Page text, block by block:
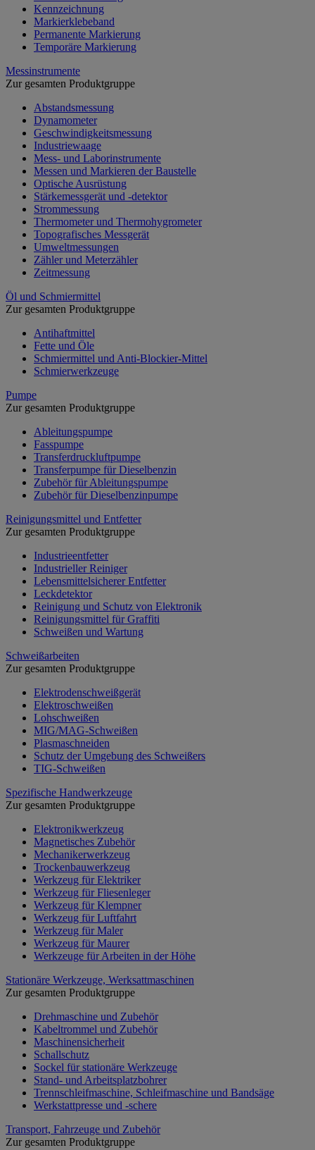
Kennzeichnung
Markierklebeband
Permanente Markierung
Temporäre Markierung
Messinstrumente
Zur gesamten Produktgruppe
Abstandsmessung
Dynamometer
Geschwindigkeitsmessung
Industriewaage
Mess- und Laborinstrumente
Messen und Markieren der Baustelle
Optische Ausrüstung
Stärkemessgerät und -detektor
Strommessung
Thermometer und Thermohygrometer
Topografisches Messgerät
Umweltmessungen
Zähler und Meterzähler
Zeitmessung
Öl und Schmiermittel
Zur gesamten Produktgruppe
Antihaftmittel
Fette und Öle
Schmiermittel und Anti-Blockier-Mittel
Schmierwerkzeuge
Pumpe
Zur gesamten Produktgruppe
Ableitungspumpe
Fasspumpe
Transferdruckluftpumpe
Transferpumpe für Dieselbenzin
Zubehör für Ableitungspumpe
Zubehör für Dieselbenzinpumpe
Reinigungsmittel und Entfetter
Zur gesamten Produktgruppe
Industrieentfetter
Industrieller Reiniger
Lebensmittelsicherer Entfetter
Leckdetektor
Reinigung und Schutz von Elektronik
Reinigungsmittel für Graffiti
Schweißen und Wartung
Schweißarbeiten
Zur gesamten Produktgruppe
Elektrodenschweißgerät
Elektroschweißen
Lohschweißen
MIG/MAG-Schweißen
Plasmaschneiden
Schutz der Umgebung des Schweißers
TIG-Schweißen
Spezifische Handwerkzeuge
Zur gesamten Produktgruppe
Elektronikwerkzeug
Magnetisches Zubehör
Mechanikerwerkzeug
Trockenbauwerkzeug
Werkzeug für Elektriker
Werkzeug für Fliesenleger
Werkzeug für Klempner
Werkzeug für Luftfahrt
Werkzeug für Maler
Werkzeug für Maurer
Werkzeuge für Arbeiten in der Höhe
Stationäre Werkzeuge, Werksattmaschinen
Zur gesamten Produktgruppe
Drehmaschine und Zubehör
Kabeltrommel und Zubehör
Maschinensicherheit
Schallschutz
Sockel für stationäre Werkzeuge
Stand- und Arbeitsplatzbohrer
Trennschleifmaschine, Schleifmaschine und Bandsäge
Werkstattpresse und -schere
Transport, Fahrzeuge und Zubehör
Zur gesamten Produktgruppe